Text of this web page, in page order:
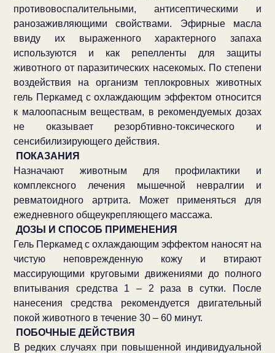
противовоспалительными, антисептическими и
ранозаживляющими свойствами. Эфирные масла
ввиду их выраженного характерного запаха
используются и как репелленты для защиты
животного от паразитических насекомых. По степени
воздействия на организм теплокровных животных
гель Перкамед с охлаждающим эффектом относится
к малоопасным веществам, в рекомендуемых дозах
не оказывает резорбтивно-токсического и
сенсибилизирующего действия.
ПОКАЗАНИЯ
Назначают животным для профилактики и
комплексного лечения мышечной невралгии и
ревматоидного артрита. Может применяться для
ежедневного общеукрепляющего массажа.
ДОЗЫ И СПОСОБ ПРИМЕНЕНИЯ
Гель Перкамед с охлаждающим эффектом наносят на
чистую неповрежденную кожу и втирают
массирующими круговыми движениями до полного
впитывания средства 1 – 2 раза в сутки. После
нанесения средства рекомендуется двигательный
покой животного в течение 30 – 60 минут.
ПОБОЧНЫЕ ДЕЙСТВИЯ
В редких случаях при повышенной индивидуальной